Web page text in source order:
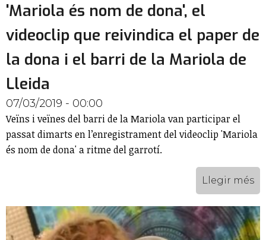
'Mariola és nom de dona', el
videoclip que reivindica el paper de
la dona i el barri de la Mariola de
Lleida
07/03/2019 - 00:00
Veïns i veïnes del barri de la Mariola van participar el
passat dimarts en l’enregistrament del videoclip 'Mariola
és nom de dona' a ritme del garrotí.
Llegir més